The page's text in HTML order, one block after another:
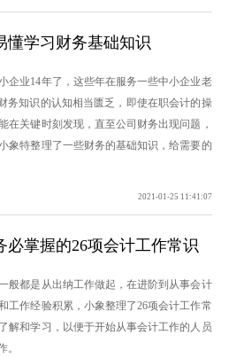
懂学习财务基础知识
企业14年了，这些年在服务一些中小企业老
务知识的认知相当匮乏，即使在职会计的操
在关键时刻发现，直至公司财务出现问题，
象特整理了一些财务的基础知识，给需要的
2021-01-25 11:41:07
掌握的26项会计工作常识
般都是从出纳工作做起，在进阶到从事会计
工作经验积累，小象整理了26项会计工作常
解和学习，以便于开始从事会计工作的人员
。